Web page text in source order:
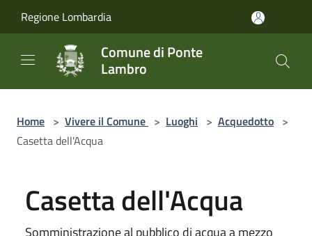
Regione Lombardia
Comune di Ponte
Lambro
Home > Vivere il Comune > Luoghi > Acquedotto >
Casetta dell'Acqua
Casetta dell'Acqua
Somministrazione al pubblico di acqua a mezzo